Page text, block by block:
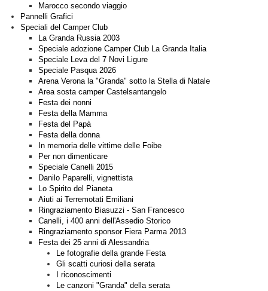
Marocco secondo viaggio
Pannelli Grafici
Speciali del Camper Club
La Granda Russia 2003
Speciale adozione Camper Club La Granda Italia
Speciale Leva del 7 Novi Ligure
Speciale Pasqua 2026
Arena Verona la "Granda" sotto la Stella di Natale
Area sosta camper Castelsantangelo
Festa dei nonni
Festa della Mamma
Festa del Papà
Festa della donna
In memoria delle vittime delle Foibe
Per non dimenticare
Speciale Canelli 2015
Danilo Paparelli, vignettista
Lo Spirito del Pianeta
Aiuti ai Terremotati Emiliani
Ringraziamento Biasuzzi - San Francesco
Canelli, i 400 anni dell'Assedio Storico
Ringraziamento sponsor Fiera Parma 2013
Festa dei 25 anni di Alessandria
Le fotografie della grande Festa
Gli scatti curiosi della serata
I riconoscimenti
Le canzoni "Granda" della serata